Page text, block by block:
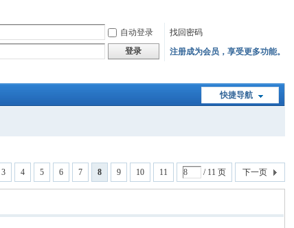
自动登录
找回密码
登录 注册成为会员，享受更多功能。
快捷导航
3 4 5 6 7 8 9 10 11 / 11 页 下一页